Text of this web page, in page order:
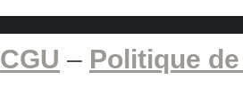
CGU – Politique